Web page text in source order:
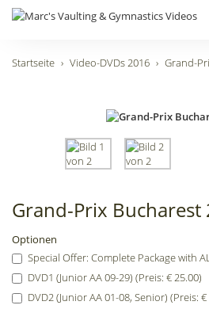
Startseite Video-DVDs 2016 Grand-
Grand-Prix Bucharest
Optionen
Special Offer: Complete Package with
DVD1 (Junior AA 09-29) (Preis: € 25.00)
DVD2 (Junior AA 01-08, Senior) (Preis: €